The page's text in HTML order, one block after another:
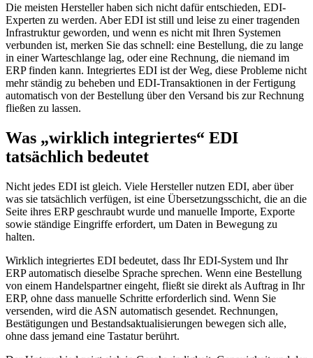
Die meisten Hersteller haben sich nicht dafür entschieden, EDI-
Experten zu werden. Aber EDI ist still und leise zu einer tragenden
Infrastruktur geworden, und wenn es nicht mit Ihren Systemen
verbunden ist, merken Sie das schnell: eine Bestellung, die zu lange
in einer Warteschlange lag, oder eine Rechnung, die niemand im
ERP finden kann. Integriertes EDI ist der Weg, diese Probleme nicht
mehr ständig zu beheben und EDI-Transaktionen in der Fertigung
automatisch von der Bestellung über den Versand bis zur Rechnung
fließen zu lassen.
Was „wirklich integriertes“ EDI
tatsächlich bedeutet
Nicht jedes EDI ist gleich. Viele Hersteller nutzen EDI, aber über
was sie tatsächlich verfügen, ist eine Übersetzungsschicht, die an die
Seite ihres ERP geschraubt wurde und manuelle Importe, Exporte
sowie ständige Eingriffe erfordert, um Daten in Bewegung zu
halten.
Wirklich integriertes EDI bedeutet, dass Ihr EDI-System und Ihr
ERP automatisch dieselbe Sprache sprechen. Wenn eine Bestellung
von einem Handelspartner eingeht, fließt sie direkt als Auftrag in Ihr
ERP, ohne dass manuelle Schritte erforderlich sind. Wenn Sie
versenden, wird die ASN automatisch gesendet. Rechnungen,
Bestätigungen und Bestandsaktualisierungen bewegen sich alle,
ohne dass jemand eine Tastatur berührt.